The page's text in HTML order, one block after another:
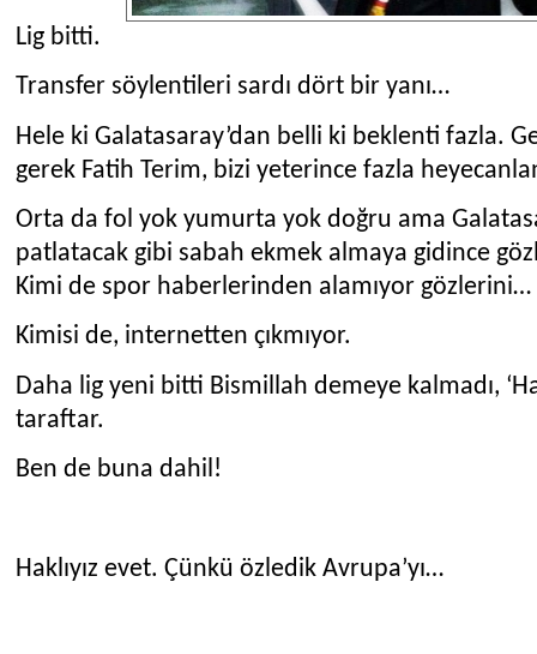
Lig bitti.
Transfer söylentileri sardı dört bir yanı…
Hele ki Galatasaray’dan belli ki beklenti fazla.
gerek Fatih Terim, bizi yeterince fazla
Orta da fol yok yumurta yok doğru ama
patlatacak gibi sabah ekmek almaya gidince
Kimi de spor haberlerinden alamıyor gözlerini…
Kimisi de, internetten çıkmıyor.
Daha lig yeni bitti Bismillah demeye kalmadı,
taraftar.
Ben de buna dahil!
Haklıyız evet. Çünkü özledik Avrupa’yı…